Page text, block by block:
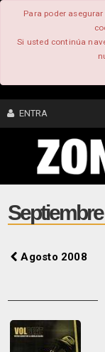
Para poder
Si usted continúa
ENTRA
CONTENIDO
COMUNIDAD
FOROS
Agosto 2008